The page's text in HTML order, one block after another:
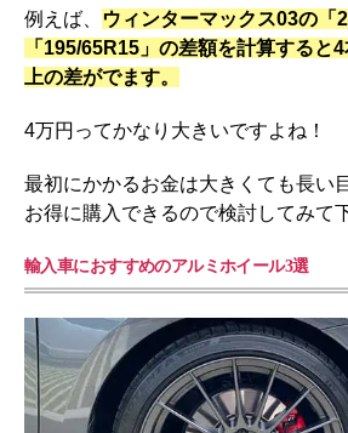
例えば、
ウィンターマックス03の「
「195/65R15」の差額を計算すると
上の差がでます。
4万円ってかなり大きいですよね！
最初にかかるお金は大きくても長い
お得に購入できるので検討してみて
輸入車におすすめのアルミホイール3選